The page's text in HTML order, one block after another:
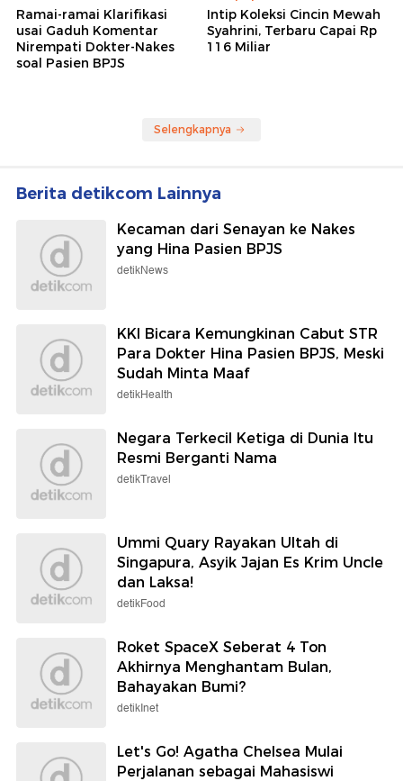
Ramai-ramai Klarifikasi
usai Gaduh Komentar
Nirempati Dokter-Nakes
soal Pasien BPJS
Intip Koleksi Cincin Mewah
Syahrini, Terbaru Capai Rp
116 Miliar
Selengkapnya
Berita detikcom Lainnya
Kecaman dari Senayan ke Nakes
yang Hina Pasien BPJS
detikNews
KKI Bicara Kemungkinan Cabut STR
Para Dokter Hina Pasien BPJS, Meski
Sudah Minta Maaf
detikHealth
Negara Terkecil Ketiga di Dunia Itu
Resmi Berganti Nama
detikTravel
Ummi Quary Rayakan Ultah di
Singapura, Asyik Jajan Es Krim Uncle
dan Laksa!
detikFood
Roket SpaceX Seberat 4 Ton
Akhirnya Menghantam Bulan,
Bahayakan Bumi?
detikInet
Let's Go! Agatha Chelsea Mulai
Perjalanan sebagai Mahasiswi